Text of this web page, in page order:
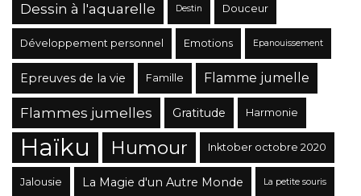
Dessin à l'aquarelle Destin Douceur
Développement personnel Emotions Epanouissement
Epreuves de la vie Famille Flamme jumelle
Flammes jumelles Gratitude Harmonie
Haïku Humour Inktober octobre 2020
Jalousie La Magie d'un Autre Monde La petite souris